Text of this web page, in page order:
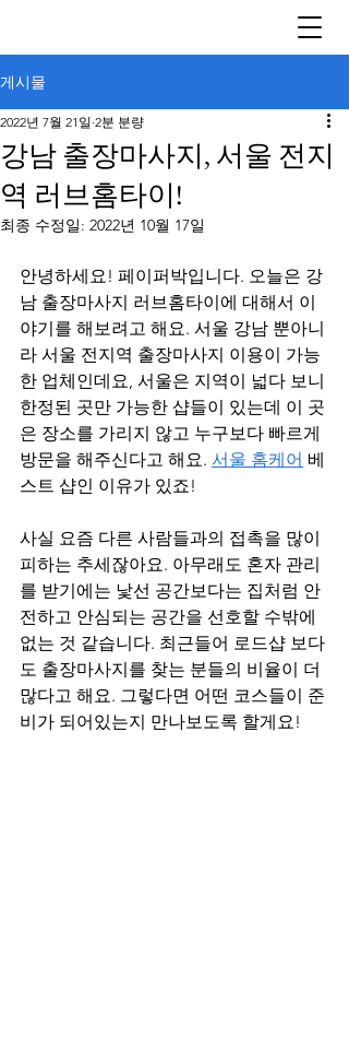
게시물
강남 출장마사지, 서울 전지
역 러브홈타이!
2022년 7월 21일 2분 분량
최종 수정일: 2022년 10월 17일
안녕하세요! 페이퍼박입니다. 오늘은 강
남 출장마사지 러브홈타이에 대해서 이
야기를 해보려고 해요. 서울 강남 뿐아니
라 서울 전지역 출장마사지 이용이 가능
한 업체인데요, 서울은 지역이 넓다 보니
한정된 곳만 가능한 샵들이 있는데 이 곳
은 장소를 가리지 않고 누구보다 빠르게
방문을 해주신다고 해요. 서울 홈케어 베
스트 샵인 이유가 있죠!
사실 요즘 다른 사람들과의 접촉을 많이
피하는 추세잖아요. 아무래도 혼자 관리
를 받기에는 낯선 공간보다는 집처럼 안
전하고 안심되는 공간을 선호할 수밖에
없는 것 같습니다. 최근들어 로드샵 보다
도 출장마사지를 찾는 분들의 비율이 더
많다고 해요. 그렇다면 어떤 코스들이 준
비가 되어있는지 만나보도록 할게요!